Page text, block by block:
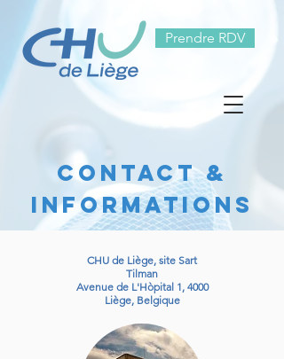
Prendre RDV
CONTACT &
INFORMATIONS
CHU de Liège, site Sart
Tilman
Avenue de L'Hòpital 1, 4000
Liège, Belgique